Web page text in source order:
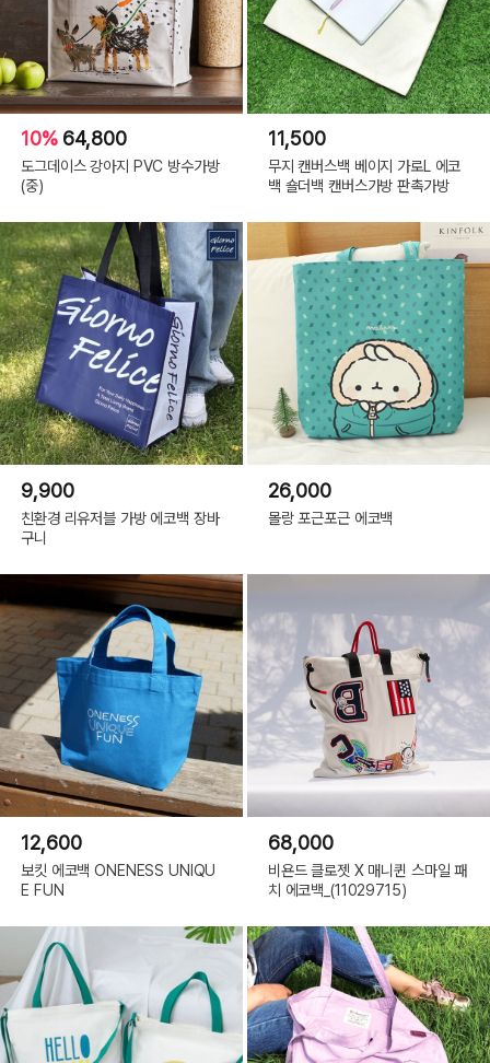
10% 64,800
도그데이스 강아지 PVC 방수가방
(중)
11,500
무지 캔버스백 베이지 가로L 에코
백 숄더백 캔버스가방 판촉가방
9,900
친환경 리유저블 가방 에코백 장바
구니
26,000
몰랑 포근포근 에코백
12,600
보킷 에코백 ONENESS UNIQU
E FUN
68,000
비욘드 클로젯 X 매니퀸 스마일 패
치 에코백_(11029715)